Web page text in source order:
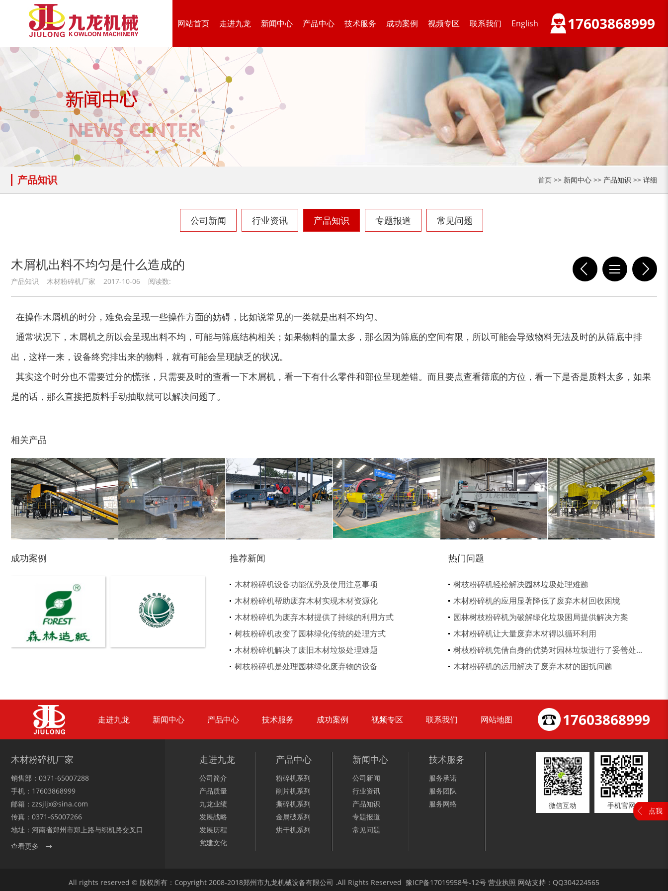
网站首页 走进九龙 新闻中心 产品中心 技术服务 成功案例 视频专区 联系我们 English 17603868999
产品知识 首页 >> 新闻中心 >> 产品知识 >> 详细
公司新闻 行业资讯 产品知识 专题报道 常见问题
木屑机出料不均匀是什么造成的
产品知识 木材粉碎机厂家 2017-10-06 阅读数:
在操作木屑机的时分，难免会呈现一些操作方面的妨碍，比如说常见的一类就是出料不均匀。
通常状况下，木屑机之所以会呈现出料不均，可能与筛底结构相关；如果物料的量太多，那么因为筛底的空间有限，所以可能会导致物料无法及时的从筛底中排
出，这样一来，设备终究排出来的物料，就有可能会呈现缺乏的状况。
其实这个时分也不需要过分的慌张，只需要及时的查看一下木屑机，看一下有什么零件和部位呈现差错。而且要点查看筛底的方位，看一下是否是质料太多，如果
是的话，那么直接把质料手动抽取就可以解决问题了。
相关产品
生活垃圾破碎机 大型树枝粉碎机 大型秸秆粉碎机 废旧轮胎胶粉设备... 锯末粉碎机 大件垃圾处理设备...
树枝粉碎机 稻草破碎机 切枝机 玉米秸秆粉碎机
生活垃圾处理设备... 工业固废处理设备... 木材削片机 金属破碎机
陈腐垃圾处理设备... 建筑垃圾处理设备... 金属压块破碎机 塑料粉碎机
成功案例 推荐新闻
木材粉碎机设备功能优势及使用注意事项
木材粉碎机帮助废弃木材实现木材资源化
木材粉碎机为废弃木材提供了持续的利用方式
树枝粉碎机改变了园林绿化传统的处理方式
木材粉碎机解决了废旧木材垃圾处理难题
树枝粉碎机是处理园林绿化废弃物的设备
热门问题
树枝粉碎机轻松解决园林垃圾处理难题
木材粉碎机的应用显著降低了废弃木材回收困境
园林树枝粉碎机为破解绿化垃圾困局提供解决方案
木材粉碎机让大量废弃木材得以循环利用
树枝粉碎机凭借自身的优势对园林垃圾进行了妥善处...
木材粉碎机的运用解决了废弃木材的困扰问题
走进九龙 新闻中心 产品中心 技术服务 成功案例 视频专区 联系我们 网站地图 17603868999
木材粉碎机厂家
销售部：0371-65007288
手机：17603868999
邮箱：zzsjljx@sina.com
传真：0371-65007266
地址：河南省郑州市郑上路与织机路交叉口
查看更多
走进九龙
公司简介
产品质量
九龙业绩
发展战略
发展历程
党建文化
产品中心
粉碎机系列
削片机系列
撕碎机系列
金属破系列
烘干机系列
新闻中心
公司新闻
行业资讯
产品知识
专题报道
常见问题
技术服务
服务承诺
服务团队
服务网络
微信互动 手机官网
All rights reserved © 版权所有：Copyright 2008-2018郑州市九龙机械设备有限公司 .All Rights Reserved 豫ICP备17019958号-12号 营业执照 网站支持：QQ304224565
点我